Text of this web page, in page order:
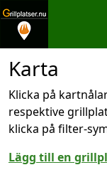
Karta
Klicka på
respektive
klicka på filter-
Lägg till en